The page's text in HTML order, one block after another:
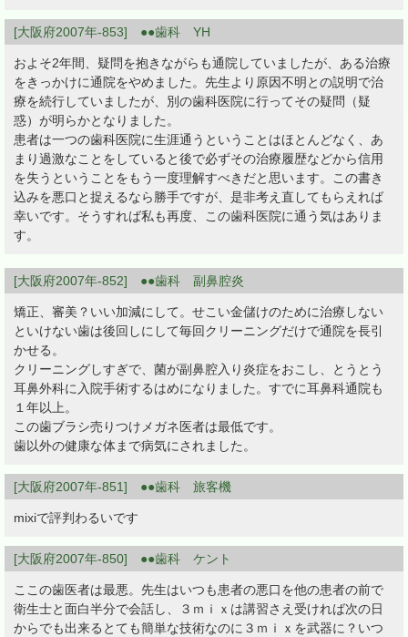
[大阪府2007年-853] ●●歯科 YH
およそ2年間、疑問を抱きながらも通院していましたが、ある治療
をきっかけに通院をやめました。先生より原因不明との説明で治
療を続行していましたが、別の歯科医院に行ってその疑問（疑
惑）が明らかとなりました。
患者は一つの歯科医院に生涯通うということはほとんどなく、あ
まり過激なことをしていると後で必ずその治療履歴などから信用
を失うということをもう一度理解すべきだと思います。この書き
込みを悪口と捉えるなら勝手ですが、是非考え直してもらえれば
幸いです。そうすれば私も再度、この歯科医院に通う気はありま
す。
[大阪府2007年-852] ●●歯科 副鼻腔炎
矯正、審美？いい加減にして。せこい金儲けのために治療しない
といけない歯は後回しにして毎回クリーニングだけで通院を長引
かせる。
クリーニングしすぎで、菌が副鼻腔入り炎症をおこし、とうとう
耳鼻外科に入院手術するはめになりました。すでに耳鼻科通院も
１年以上。
この歯ブラシ売りつけメガネ医者は最低です。
歯以外の健康な体まで病気にされました。
[大阪府2007年-851] ●●歯科 旅客機
mixiで評判わるいです
[大阪府2007年-850] ●●歯科 ケント
ここの歯医者は最悪。先生はいつも患者の悪口を他の患者の前で
衛生士と面白半分で会話し、３ｍｉｘは講習さえ受ければ次の日
からでも出来るとても簡単な技術なのに３ｍｉｘを武器に？いつ